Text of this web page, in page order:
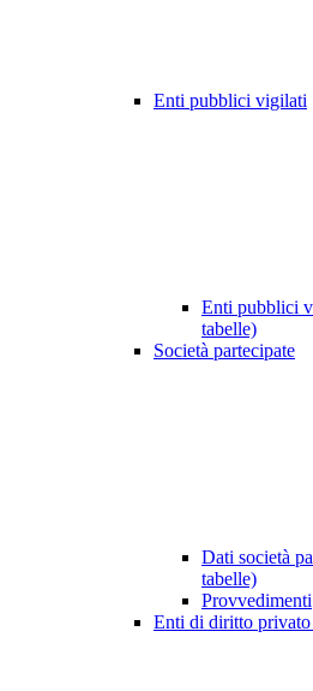
Enti pubblici vigilati
Enti pubblici
tabelle)
Società partecipate
Dati società
tabelle)
Provvedimenti
Enti di diritto